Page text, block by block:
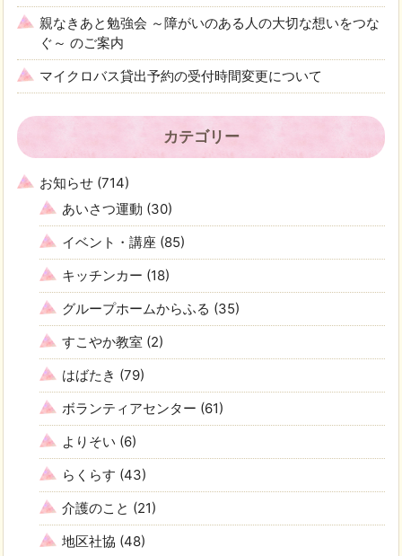
親なきあと勉強会 ～障がいのある人の大切な想いをつな
ぐ～ のご案内
マイクロバス貸出予約の受付時間変更について
カテゴリー
お知らせ (714)
あいさつ運動 (30)
イベント・講座 (85)
キッチンカー (18)
グループホームからふる (35)
すこやか教室 (2)
はばたき (79)
ボランティアセンター (61)
よりそい (6)
らくらす (43)
介護のこと (21)
地区社協 (48)